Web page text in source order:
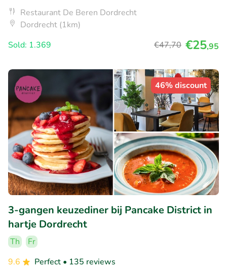
Restaurant De Beren Dordrecht
Dordrecht (1km)
Sold: 1.369
€47,70 €25,95
46% discount
3-gangen keuzediner bij Pancake District in
hartje Dordrecht
Th
Fr
9.6
Perfect • 135 reviews